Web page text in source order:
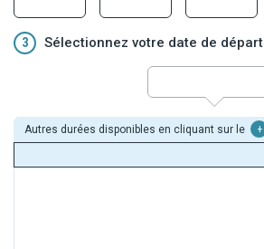
3 Sélectionnez votre date de départ
Autres durées disponibles en cliquant sur le +